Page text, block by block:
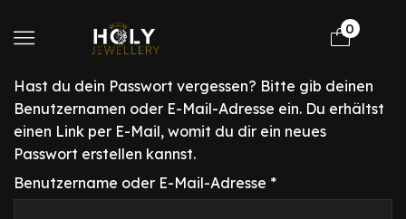
0
Hast du dein Passwort vergessen? Bitte gib deinen
Benutzernamen oder E-Mail-Adresse ein. Du erhältst
einen Link per E-Mail, womit du dir ein neues
Passwort erstellen kannst.
Benutzername oder E-Mail-Adresse *